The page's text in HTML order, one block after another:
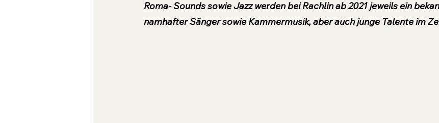
Roma- Sounds sowie Jazz werden bei Rachlin ab 2021 jeweils ein
namhafter Sänger sowie Kammermusik, aber auch junge Talente im